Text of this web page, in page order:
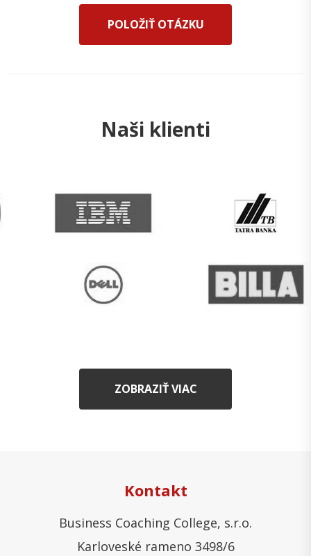
POLOŽIŤ OTÁZKU
Naši klienti
ZOBRAZIŤ VIAC
Kontakt
Business Coaching College, s.r.o.
Karloveské rameno 3498/6